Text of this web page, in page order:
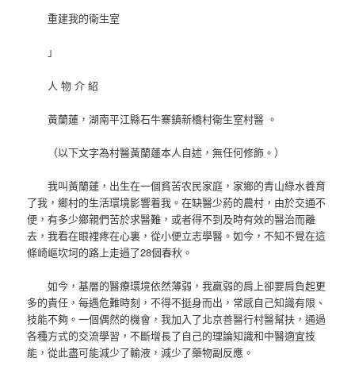
重建我的衛生室
」
人 物 介 紹
黃蘭蓮，湖南平江縣石牛寨鎮新橋村衛生室村醫 。
（以下文字為村醫黃蘭蓮本人自述，無任何修飾。）
我叫黃蘭蓮，出生在一個貧苦农民家庭，家鄉的青山綠水養育
了我，鄉村的生活環境影響着我。在缺醫少葯的農村，由於交通不
便，有多少鄉親們苦於求醫難，或者得不到及時有效的醫治而離
去，我看在眼裡疼在心裏，從小便立志學醫。如今，不知不覺在這
條崎嶇坎坷的路上走過了28個春秋。
如今，基層的醫療環境依然薄弱，我羸弱的肩上卻要肩負起更
多的責任，每遇危難時刻，不得不挺身而出，常感自己知識有限、
技能不夠。一個偶然的機會，我加入了北京善醫行村醫幫扶，通過
各種方式的交流學習，不斷增長了自己的理論知識和中醫適宜技
能，從此盡可能減少了輸液，減少了藥物副反應。